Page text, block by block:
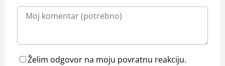
Želim odgovor na moju povratnu reakciju.